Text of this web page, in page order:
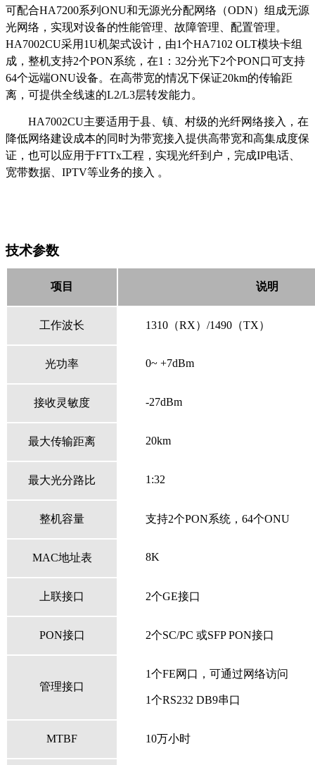
可配合HA7200系列 ONU和无源光分配网络（ODN）组成无源
光网络，实现对设备的性能管理、故障管理、配置管理。
HA7002CU采用 1U机架式设计，由1个HA7102 OLT模块卡组
成，整机支持2个PON系统，在1 ： 32分光下2个PON口可支持
64个远端ONU设备。 在高带宽的情况下保证20km的传输距
离 ，可提供全线速的L2/L3层转发能力。
HA7002CU主要适用于县、镇、村级的光纤网络接入，在
降低网络建设成本的同时为带宽接入提供高带宽和高集成度保
证，也可以应用于FTTx工程，实现光纤到户，完成IP电话、
宽带数据、 IPTV等业务的接入 。
技术参数
项目 说明
工作波长 1310 （RX） /1490 （TX）
光功率 0~ +7dBm
接收灵敏度 -27dBm
最大传输距离 20km
最大光分路比 1:32
整机容量 支持2个PON系统， 64个ONU
MAC地址表 8K
上联接口 2个GE接口
PON接口 2个SC/PC 或SFPPON接口
管理接口
1个FE网口，可通过网络访问
1个RS232 DB9串口
MTBF 10万小时